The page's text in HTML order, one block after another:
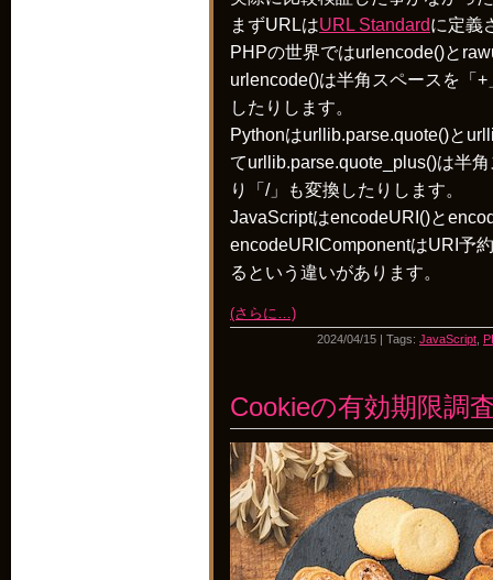
まずURLはURL Standardに定義
PHPの世界ではurlencode()と
urlencode()は半角スペースを「
したりします。
Pythonはurllib.parse.quote()と
てurllib.parse.quote_plus()は半
り「/」も変換したりします。
JavaScriptはencodeURI()と
encodeURIComponentはURI予
るという違いがあります。
(さらに…)
2024/04/15 | Tags: JavaScript
Cookieの有効期限調